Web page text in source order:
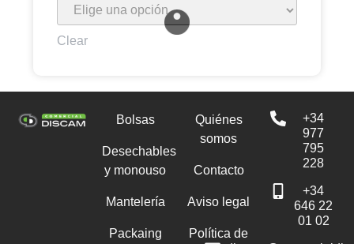
Clear
Bolsas
Desechables
y monouso
Mantelería
Packaing
Quiénes
somos
Contacto
Aviso legal
Política de
+34
977
795
228
+34
646 22
01 02